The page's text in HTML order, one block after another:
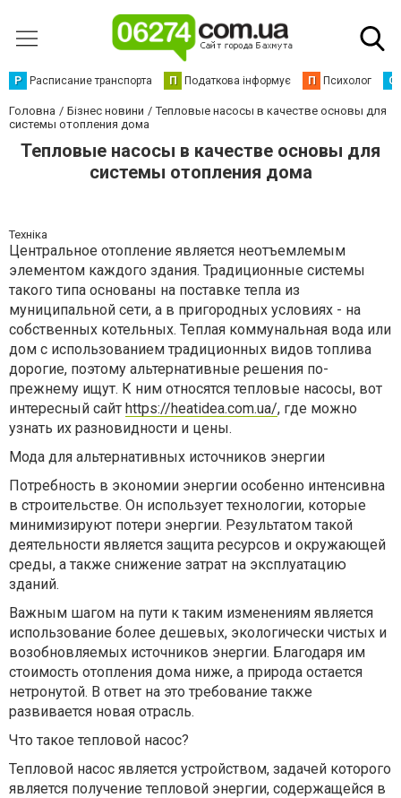
Р Расписание транспорта П Податкова інформує П Психолог С
Головна Бізнес новини
Тепловые насосы в качестве основы для
системы отопления дома
Тепловые насосы в качестве основы для
системы отопления дома
Техніка
Центральное отопление является неотъемлемым
элементом каждого здания. Традиционные системы
такого типа основаны на поставке тепла из
муниципальной сети, а в пригородных условиях - на
собственных котельных. Теплая коммунальная вода или
дом с использованием традиционных видов топлива
дорогие, поэтому альтернативные решения по-
прежнему ищут. К ним относятся тепловые насосы, вот
интересный сайт https://heatidea.com.ua/, где можно
узнать их разновидности и цены.
Мода для альтернативных источников энергии
Потребность в экономии энергии особенно интенсивна
в строительстве. Он использует технологии, которые
минимизируют потери энергии. Результатом такой
деятельности является защита ресурсов и окружающей
среды, а также снижение затрат на эксплуатацию
зданий.
Важным шагом на пути к таким изменениям является
использование более дешевых, экологически чистых и
возобновляемых источников энергии. Благодаря им
стоимость отопления дома ниже, а природа остается
нетронутой. В ответ на это требование также
развивается новая отрасль.
Что такое тепловой насос?
Тепловой насос является устройством, задачей которого
является получение тепловой энергии, содержащейся в